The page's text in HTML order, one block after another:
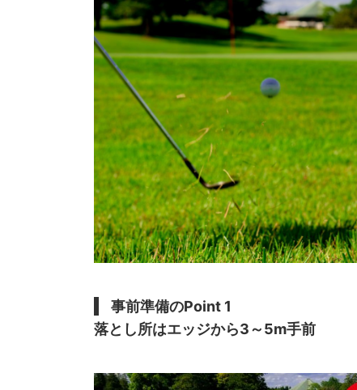
事前準備のPoint 1
落とし所はエッジから3～5m手前